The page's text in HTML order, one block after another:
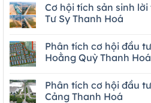
Cơ hội tích sản sinh
Tư Sy Thanh Hoá
Phân tích cơ hội đầu
Hoằng Quỳ Thanh Hoá
Phân tích cơ hội đầu
Cảng Thanh Hoá